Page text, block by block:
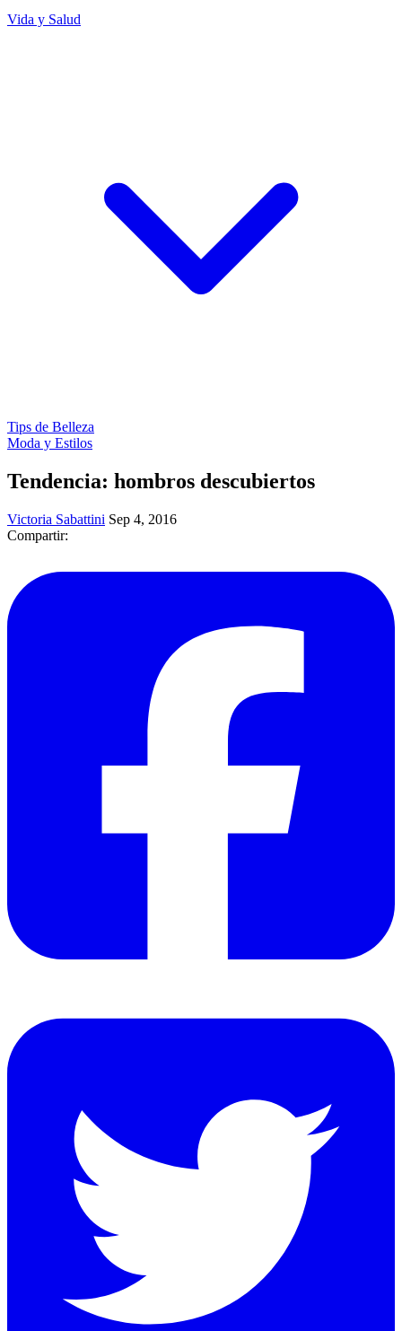
Vida y Salud
Tips de Belleza
Moda y Estilos
Tendencia: hombros descubiertos
Victoria Sabattini Sep 4, 2016
Compartir: